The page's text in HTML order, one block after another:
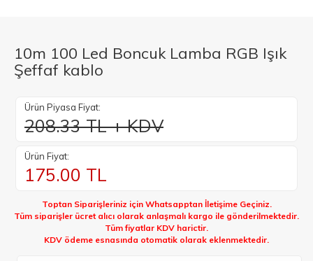
10m 100 Led Boncuk Lamba RGB Işık
Şeffaf kablo
Ürün Piyasa Fiyat:
208.33 TL + KDV
Ürün Fiyat:
175.00 TL
Toptan Siparişleriniz için Whatsapptan İletişime Geçiniz.
Tüm siparişler ücret alıcı olarak anlaşmalı kargo ile gönderilmektedir.
Tüm fiyatlar KDV harictir.
KDV ödeme esnasında otomatik olarak eklenmektedir.